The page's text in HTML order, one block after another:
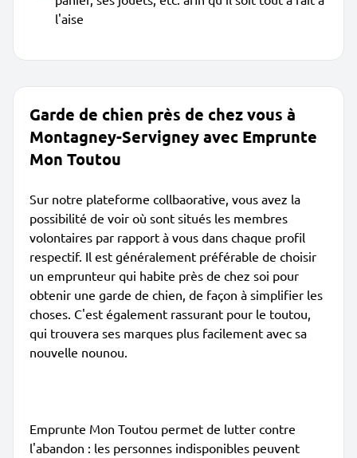
l'aise
Garde de chien près de chez vous à
Montagney-Servigney avec Emprunte
Mon Toutou
Sur notre plateforme collbaorative, vous avez la
possibilité de voir où sont situés les membres
volontaires par rapport à vous dans chaque profil
respectif. Il est généralement préférable de choisir
un emprunteur qui habite près de chez soi pour
obtenir une garde de chien, de façon à simplifier les
choses. C'est également rassurant pour le toutou,
qui trouvera ses marques plus facilement avec sa
nouvelle nounou.
Emprunte Mon Toutou permet de lutter contre
l'abandon : les personnes indisponibles peuvent